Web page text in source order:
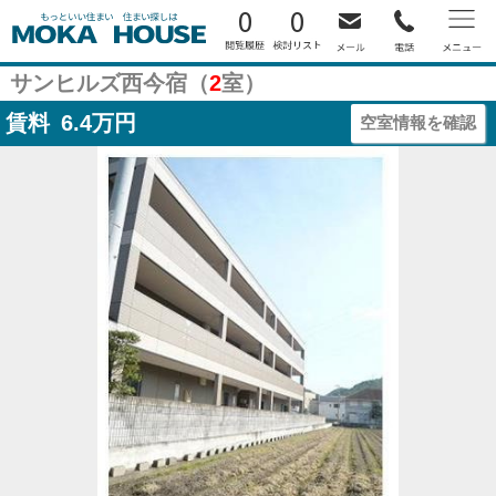
0 0
サンヒルズ西今宿（2室）
賃料 6.4万円 空室情報を確認